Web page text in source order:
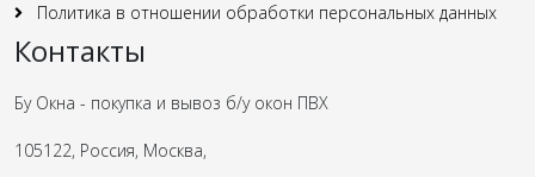
Политика в отношении обработки персональных данных
Контакты
Бу Окна - покупка и вывоз б/у окон ПВХ
105122, Россия, Москва,